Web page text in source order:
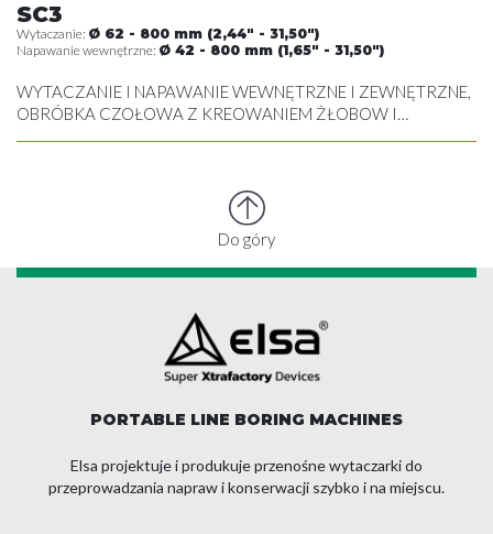
SC3
Wytaczanie: Ø 62 - 800 mm (2,44" - 31,50")
Napawanie wewnętrzne: Ø 42 - 800 mm (1,65" - 31,50")
WYTACZANIE I NAPAWANIE WEWNĘTRZNE I ZEWNĘTRZNE,
OBRÓBKA CZOŁOWA Z KREOWANIEM ŻŁOBOW I
Do góry
PORTABLE LINE BORING MACHINES
Elsa projektuje i produkuje przenośne wytaczarki do
przeprowadzania napraw i konserwacji szybko i na miejscu.